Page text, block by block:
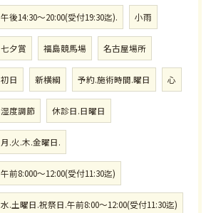
午後14:30〜20:00(受付19:30迄). 小雨
七夕賞 福島競馬場 名古屋場所
初日 新横綱 予約.施術時間.曜日 心
湿度調節 休診日.日曜日
月.火.木.金曜日.
午前8:000〜12:00(受付11:30迄)
水.土曜日.祝祭日.午前8:00〜12:00(受付11:30迄)